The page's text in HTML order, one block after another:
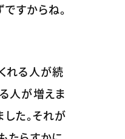
すからね。
れる人が続
人が増えま
た。それが